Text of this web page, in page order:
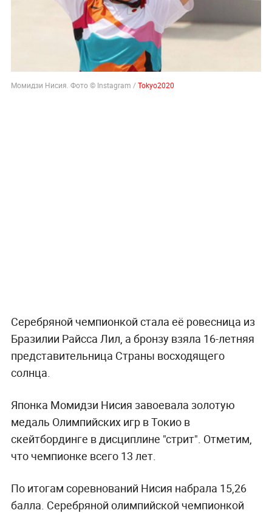
Момидзи Нисия. Фото © Instagram /Tokyo2020
Серебряной чемпионкой стала её ровесница из
Бразилии Райсса Лил, а бронзу взяла 16-летняя
представительница Страны восходящего
солнца.
Японка Момидзи Нисия завоевала золотую
медаль Олимпийских игр в Токио в
скейтбординге в дисциплине "стрит". Отметим,
что чемпионке всего 13 лет.
По итогам соревнований Нисия набрала 15,26
балла. Серебряной олимпийской чемпионкой